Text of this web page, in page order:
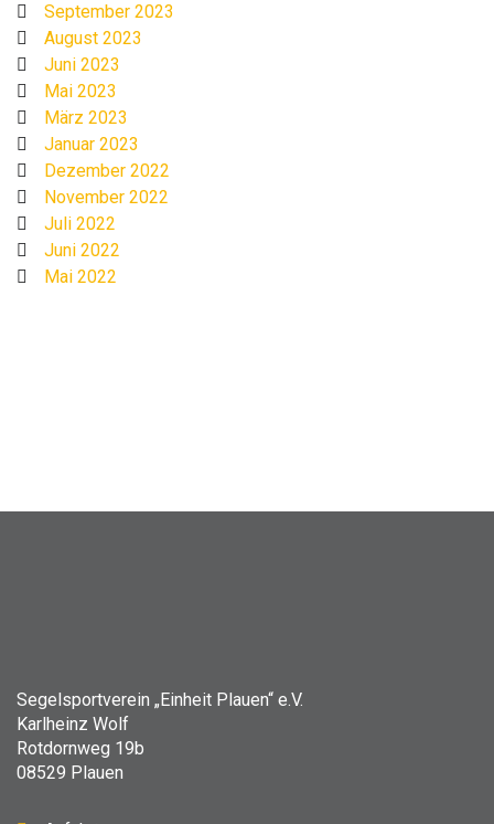
September 2023
August 2023
Juni 2023
Mai 2023
März 2023
Januar 2023
Dezember 2022
November 2022
Juli 2022
Juni 2022
Mai 2022
Segelsportverein „Einheit Plauen“ e.V.
Karlheinz Wolf
Rotdornweg 19b
08529 Plauen